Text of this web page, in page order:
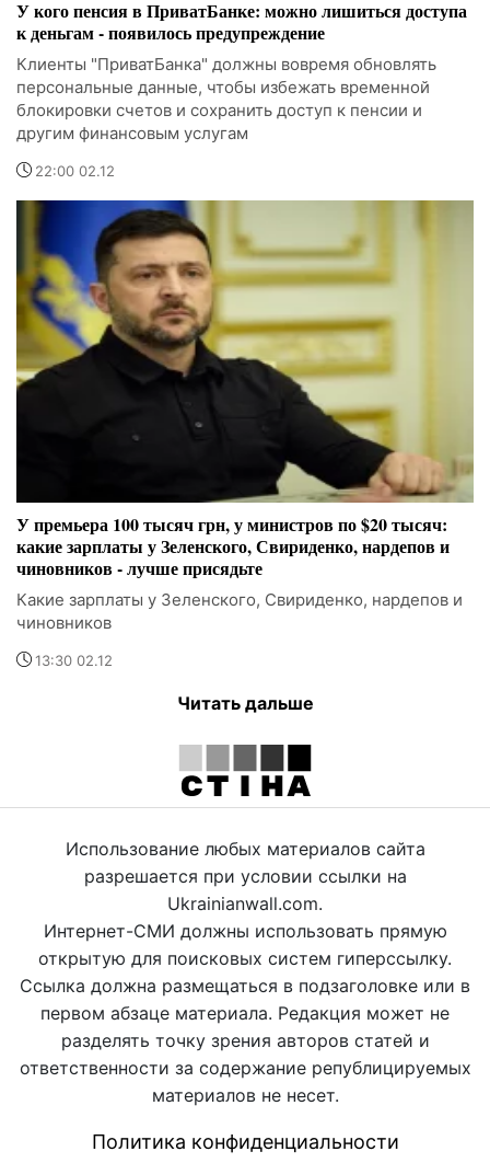
У кого пенсия в ПриватБанке: можно лишиться доступа
к деньгам - появилось предупреждение
Клиенты "ПриватБанка" должны вовремя обновлять
персональные данные, чтобы избежать временной
блокировки счетов и сохранить доступ к пенсии и
другим финансовым услугам
22:00 02.12
У премьера 100 тысяч грн, у министров по $20 тысяч:
какие зарплаты у Зеленского, Свириденко, нардепов и
чиновников - лучше присядьте
Какие зарплаты у Зеленского, Свириденко, нардепов и
чиновников
13:30 02.12
Читать дальше
Использование любых материалов сайта
разрешается при условии ссылки на
Ukrainianwall.com.
Интернет-СМИ должны использовать прямую
открытую для поисковых систем гиперссылку.
Ссылка должна размещаться в подзаголовке или в
первом абзаце материала. Редакция может не
разделять точку зрения авторов статей и
ответственности за содержание републицируемых
материалов не несет.
Политика конфиденциальности